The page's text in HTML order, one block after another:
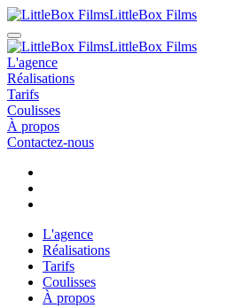
LittleBox Films
LittleBox Films
L'agence
Réalisations
Tarifs
Coulisses
À propos
Contactez-nous
L'agence
Réalisations
Tarifs
Coulisses
À propos